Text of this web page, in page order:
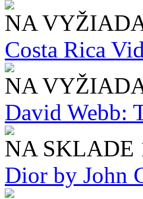
NA
Costa Rica
NA
David Webb:
NA SKLADE
Dior by John